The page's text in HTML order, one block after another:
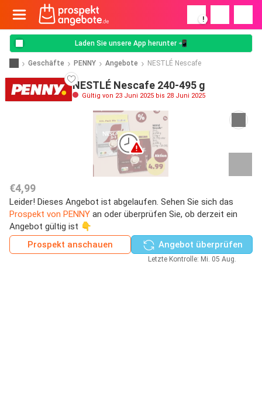
!
Laden Sie unsere App herunter 📲
Geschäfte PENNY Angebote NESTLÉ Nescafe
NESTLÉ Nescafe 240-495 g
Gültig von 23 Juni 2025 bis 28 Juni 2025
€4,99
Leider! Dieses Angebot ist abgelaufen. Sehen Sie sich das
Prospekt von PENNY an oder überprüfen Sie, ob derzeit ein
Angebot gültig ist 👇
Prospekt anschauen
Angebot überprüfen
Letzte Kontrolle: Mi. 05 Aug.